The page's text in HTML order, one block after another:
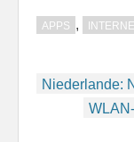
APPS ,
Niederlande: